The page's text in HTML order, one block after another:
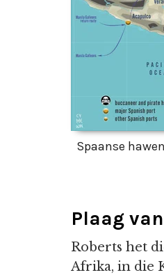
Spaanse
Plaag
Roberts het
Afrika, in die